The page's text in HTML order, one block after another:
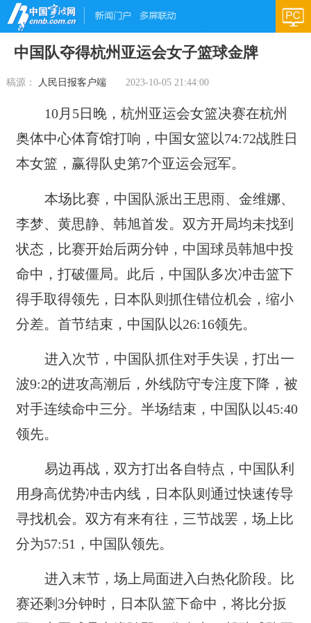
中国队夺得杭州亚运会女子篮球金牌
稿源： 人民日报客户端 2023-10-05 21:44:00
10月5日晚，杭州亚运会女篮决赛在杭州
奥体中心体育馆打响，中国女篮以74:72战胜日
本女篮，赢得队史第7个亚运会冠军。
本场比赛，中国队派出王思雨、金维娜、
李梦、黄思静、韩旭首发。双方开局均未找到
状态，比赛开始后两分钟，中国球员韩旭中投
命中，打破僵局。此后，中国队多次冲击篮下
得手取得领先，日本队则抓住错位机会，缩小
分差。首节结束，中国队以26:16领先。
进入次节，中国队抓住对手失误，打出一
波9:2的进攻高潮后，外线防守专注度下降，被
对手连续命中三分。半场结束，中国队以45:40
领先。
易边再战，双方打出各自特点，中国队利
用身高优势冲击内线，日本队则通过快速传导
寻找机会。双方有来有往，三节战罢，场上比
分为57:51，中国队领先。
进入末节，场上局面进入白热化阶段。比
赛还剩3分钟时，日本队篮下命中，将比分扳